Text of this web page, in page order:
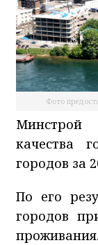
Фото
Минстрой
качества
городов за
По его
городов
проживания.